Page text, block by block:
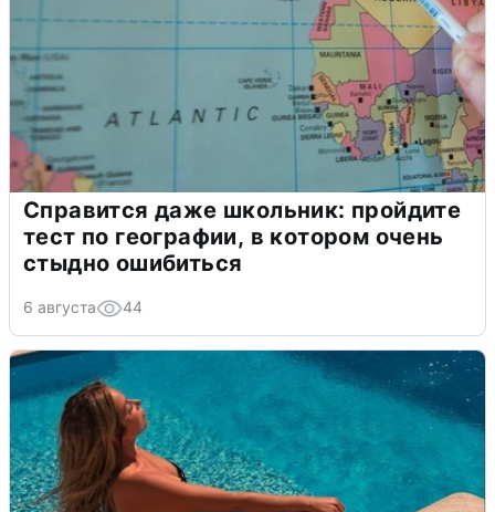
Справится даже школьник: пройдите
тест по географии, в котором очень
стыдно ошибиться
6 августа 44